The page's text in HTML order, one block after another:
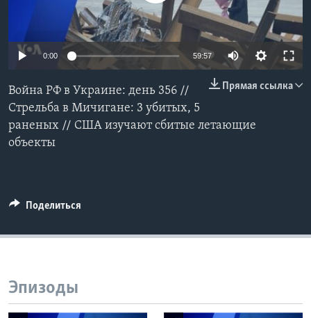
Learning English
СОЦИАЛЬНЫЕ СЕТИ
Языки
0:00 59:57
Прямая ссылка
Война РФ в Украине: день 356 //
Стрельба в Мичигане: 3 убитых, 5
раненых // США изучают сбитые летающие
объекты
Поделиться
Эпизоды